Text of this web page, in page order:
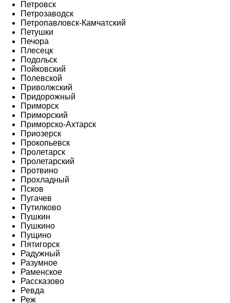
Петровск
Петрозаводск
Петропавловск-Камчатский
Петушки
Печора
Плесецк
Подольск
Пойковский
Полевской
Приволжский
Придорожный
Приморск
Приморский
Приморско-Ахтарск
Приозерск
Прокопьевск
Пролетарск
Пролетарский
Протвино
Прохладный
Псков
Пугачев
Путилково
Пушкин
Пушкино
Пущино
Пятигорск
Радужный
Разумное
Раменское
Рассказово
Ревда
Реж